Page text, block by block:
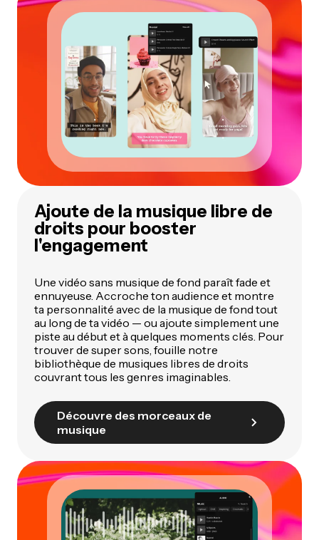
Ajoute de la musique libre de
droits pour booster
l'engagement
Une vidéo sans musique de fond paraît fade et
ennuyeuse. Accroche ton audience et montre
ta personnalité avec de la musique de fond tout
au long de ta vidéo — ou ajoute simplement une
piste au début et à quelques moments clés. Pour
trouver de super sons, fouille notre
bibliothèque de musiques libres de droits
couvrant tous les genres imaginables.
Découvre des morceaux de
musique